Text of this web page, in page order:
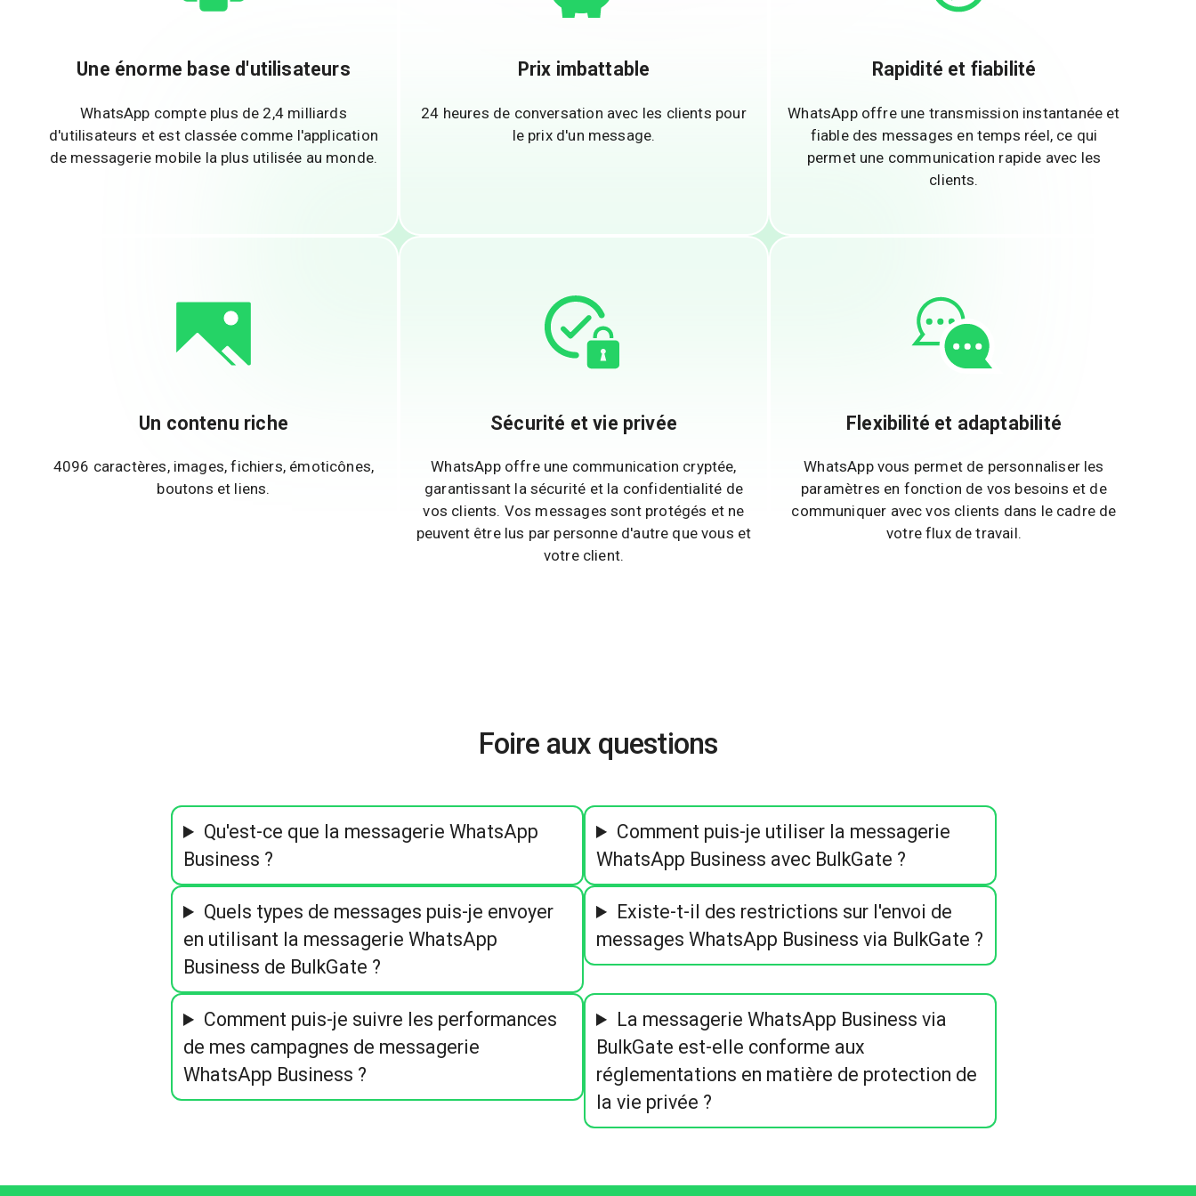
Une énorme base d'utilisateurs
WhatsApp compte plus de 2,4 milliards
d'utilisateurs et est classée comme l'application
de messagerie mobile la plus utilisée au monde.
Prix imbattable
24 heures de conversation avec les clients pour
le prix d'un message.
Rapidité et fiabilité
WhatsApp offre une transmission instantanée et
fiable des messages en temps réel, ce qui
permet une communication rapide avec les
clients.
Un contenu riche
4096 caractères, images, fichiers, émoticônes,
boutons et liens.
Sécurité et vie privée
WhatsApp offre une communication cryptée,
garantissant la sécurité et la confidentialité de
vos clients. Vos messages sont protégés et ne
peuvent être lus par personne d'autre que vous et
votre client.
Flexibilité et adaptabilité
WhatsApp vous permet de personnaliser les
paramètres en fonction de vos besoins et de
communiquer avec vos clients dans le cadre de
votre flux de travail.
Foire aux questions
Qu'est-ce que la messagerie WhatsApp
Business ?
Comment puis-je utiliser la messagerie
WhatsApp Business avec BulkGate ?
Quels types de messages puis-je envoyer
en utilisant la messagerie WhatsApp
Business de BulkGate ?
Existe-t-il des restrictions sur l'envoi de
messages WhatsApp Business via BulkGate ?
Comment puis-je suivre les performances
de mes campagnes de messagerie
WhatsApp Business ?
La messagerie WhatsApp Business via
BulkGate est-elle conforme aux
réglementations en matière de protection de
la vie privée ?